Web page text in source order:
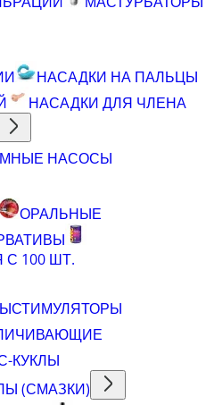
НАСАДКИ НА ПАЛЬЦЫ
НАСАДКИ ДЛЯ ЧЛЕНА
НАСОСЫ
ОРАЛЬНЫЕ
100 ШТ.
СТИМУЛЯТОРЫ
КУКЛЫ
(СМАЗКИ)